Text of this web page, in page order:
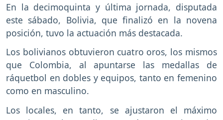
En la decimoquinta y última jornada, disputada
este sábado, Bolivia, que finalizó en la novena
posición, tuvo la actuación más destacada.
Los bolivianos obtuvieron cuatro oros, los mismos
que Colombia, al apuntarse las medallas de
ráquetbol en dobles y equipos, tanto en femenino
como en masculino.
Los locales, en tanto, se ajustaron el máximo